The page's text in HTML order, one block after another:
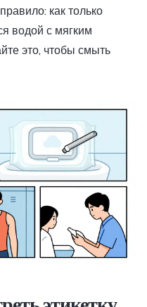
как только
водой с мягким
это, чтобы смыть